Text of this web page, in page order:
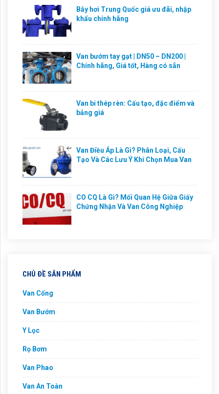
Bẫy hơi Trung Quốc giá ưu đãi, nhập
khẩu chính hãng
Van bướm tay gạt | DN50 – DN200 |
Chính hãng, Giá tốt, Hàng có sẵn
Van bi thép rèn: Cấu tạo, đặc điểm và
bảng giá
Van Điều Áp Là Gì? Phân Loại, Cấu
Tạo Và Các Lưu Ý Khi Chọn Mua Van
CO CQ Là Gì? Mối Quan Hệ Giữa Giấy
Chứng Nhận Và Van Công Nghiệp
CHỦ ĐỀ SẢN PHẨM
Van Cổng
Van Bướm
Y Lọc
Rọ Bơm
Van Phao
Van An Toàn